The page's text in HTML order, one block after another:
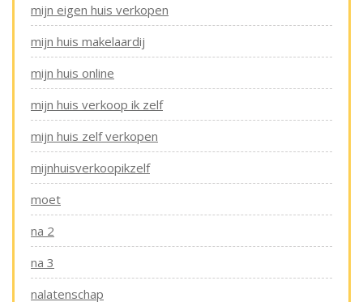
mijn eigen huis verkopen
mijn huis makelaardij
mijn huis online
mijn huis verkoop ik zelf
mijn huis zelf verkopen
mijnhuisverkoopikzelf
moet
na 2
na 3
nalatenschap